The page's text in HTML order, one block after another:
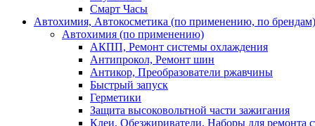
Смарт Часы
Автохимия, Автокосметика (по применению, по брендам)
Автохимия (по применению)
АКПП, Ремонт системы охлаждения
Антипрокол, Ремонт шин
Антикор, Преобразователи ржавчины
Быстрый запуск
Герметики
Защита высоковольтной части зажигания
Клеи, Обезжириватели, Наборы для ремонта